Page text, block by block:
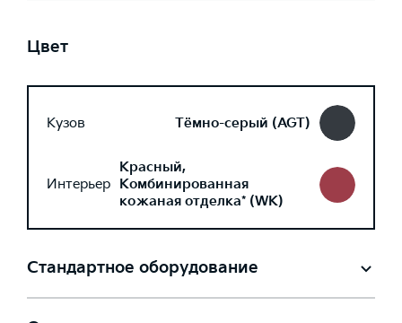
Цвет
Кузов Тёмно-серый (AGT)
Интерьер
Красный,
Комбинированная
кожаная отделка* (WK)
Стандартное оборудование